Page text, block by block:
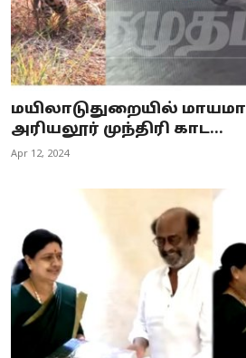
மயிலாடுதுறையில்
அரியலூர் முந்திரி காட...
Apr 12, 2024